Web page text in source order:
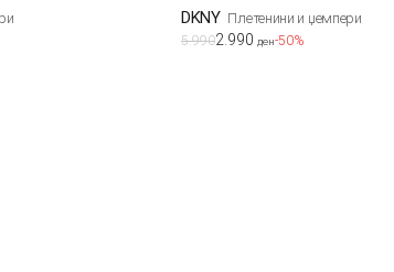
DKNY Плетенини и џемпери
5.9902.990 ден-50%